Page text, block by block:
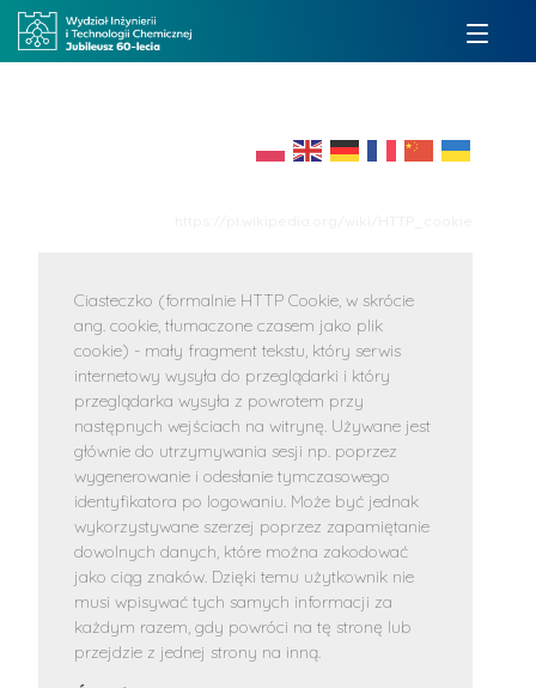
Ciasteczko (formalnie HTTP Cookie, w skrócie
ang. cookie, tłumaczone czasem jako plik
cookie) - mały fragment tekstu, który serwis
internetowy wysyła do przeglądarki i który
przeglądarka wysyła z powrotem przy
następnych wejściach na witrynę. Używane jest
głównie do utrzymywania sesji np. poprzez
wygenerowanie i odesłanie tymczasowego
identyfikatora po logowaniu. Może być jednak
wykorzystywane szerzej poprzez zapamiętanie
dowolnych danych, które można zakodować
jako ciąg znaków. Dzięki temu użytkownik nie
musi wpisywać tych samych informacji za
każdym razem, gdy powróci na tę stronę lub
przejdzie z jednej strony na inną.